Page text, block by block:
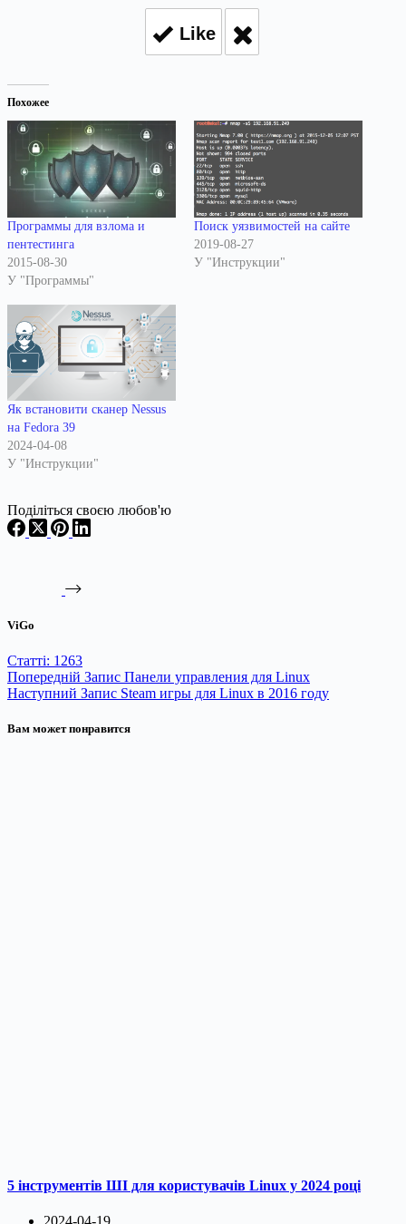
Like
Похожее
Программы для взлома и
пентестинга
2015-08-30
У "Программы"
Поиск уязвимостей на сайте
2019-08-27
У "Инструкции"
Як встановити сканер Nessus
на Fedora 39
2024-04-08
У "Инструкции"
Поділіться своєю любов'ю
ViGo
Статті: 1263
Попередній Запис Панели управления для Linux
Наступний Запис Steam игры для Linux в 2016 году
Вам может понравится
5 інструментів ШІ для користувачів Linux у 2024 році
2024-04-19